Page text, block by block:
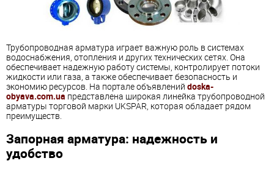
Трубопроводная арматура играет важную роль в системах
водоснабжения, отопления и других технических сетях. Она
обеспечивает надежную работу системы, контролирует потоки
жидкости или газа, а также обеспечивает безопасность и
экономию ресурсов. На портале объявлений doska-
obyava.com.ua представлена широкая линейка трубопроводной
арматуры торговой марки UKSPAR, которая обладает рядом
преимуществ.
Запорная арматура: надежность и
удобство